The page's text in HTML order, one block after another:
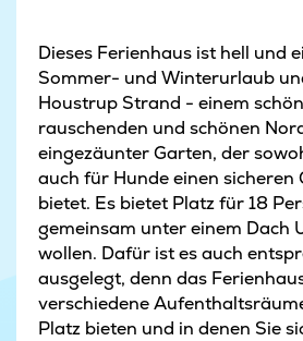
Dieses Ferienhaus ist hell und
Sommer- und Winterurlaub
Houstrup Strand - einem
rauschenden und schönen
eingezäunter Garten, der
auch für Hunde einen sicheren
bietet. Es bietet Platz für 18
gemeinsam unter einem Dach
wollen. Dafür ist es auch
ausgelegt, denn das
verschiedene
Platz bieten und in denen Sie